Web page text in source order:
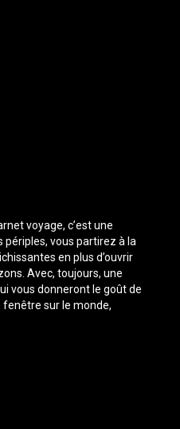
voyage, c’est une
périples, vous partirez à la
en plus d’ouvrir
Avec, toujours, une
vous donneront le goût de
fenêtre sur le monde,